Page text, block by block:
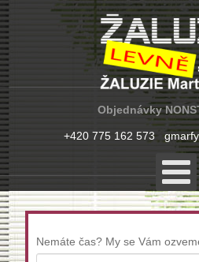
Objednávky
+420 775 162 573
Nemáte čas? My se Vám